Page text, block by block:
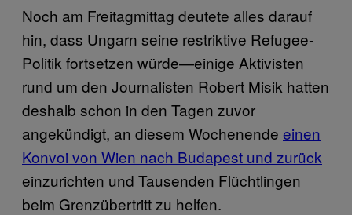
Noch am Freitagmittag deutete alles darauf
hin, dass Ungarn seine restriktive Refugee-
Politik fortsetzen würde—einige Aktivisten
rund um den Journalisten Robert Misik hatten
deshalb schon in den Tagen zuvor
angekündigt, an diesem Wochenende einen
Konvoi von Wien nach Budapest und zurück
einzurichten und Tausenden Flüchtlingen
beim Grenzübertritt zu helfen.